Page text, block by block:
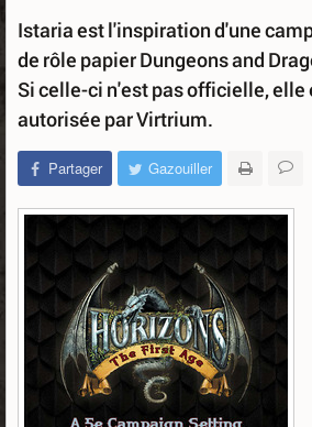
Istaria est l'inspiration d'une
de rôle papier Dungeons and
Si celle-ci n'est pas officielle, elle
autorisée par Virtrium.
Partager Gazouiller